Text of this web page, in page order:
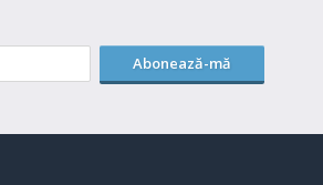
Abonează-mă